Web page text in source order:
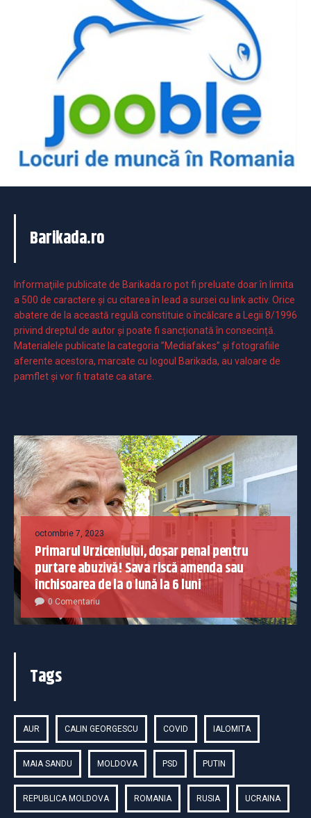
Barikada.ro
Informaţiile publicate de Barikada.ro pot fi preluate doar în limita
a 500 de caractere şi cu citarea în lead a sursei cu link activ. Orice
abatere de la această regulă constituie o încălcare a Legii 8/1996
privind dreptul de autor și poate fi sancționată în consecință.
Materialele publicate la categoria ”Mediafakes” și fotografiile
aferente acestora, marcate cu logoul Barikada, au valoare de
pamflet și vor fi tratate ca atare.
octombrie 7, 2023
Primarul Urziceniului, dosar penal pentru
purtare abuzivă! Sava riscă amenda sau
închisoarea de la o lună la 6 luni
0 Comentariu
Tags
AUR CALIN GEORGESCU COVID IALOMITA
MAIA SANDU MOLDOVA PSD PUTIN
REPUBLICA MOLDOVA ROMANIA RUSIA UCRAINA